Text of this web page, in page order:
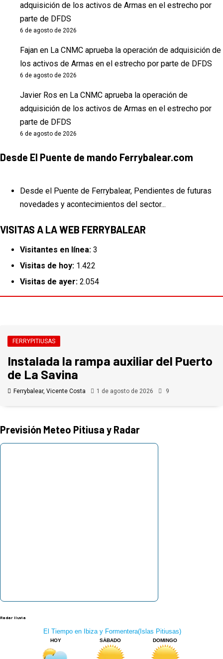
adquisición de los activos de Armas en el estrecho por
parte de DFDS
6 de agosto de 2026
Fajan en La CNMC aprueba la operación de adquisición de
los activos de Armas en el estrecho por parte de DFDS
6 de agosto de 2026
Javier Ros en La CNMC aprueba la operación de
adquisición de los activos de Armas en el estrecho por
parte de DFDS
6 de agosto de 2026
Desde El Puente de mando Ferrybalear.com
Desde el Puente de Ferrybalear, Pendientes de futuras
novedades y acontecimientos del sector...
VISITAS A LA WEB FERRYBALEAR
Visitantes en línea: 3
Visitas de hoy: 1.422
Visitas de ayer: 2.054
FERRYPITIUSAS
Instalada la rampa auxiliar del Puerto
de La Savina
Ferrybalear, Vicente Costa 1 de agosto de 2026 9
Previsión Meteo Pitiusa y Radar
Radar lluvia